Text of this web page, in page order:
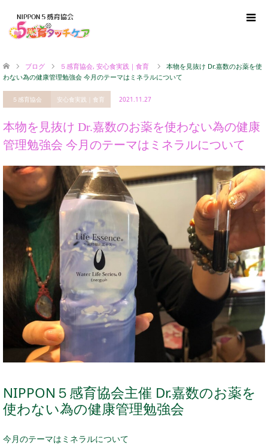
ブログ ５感育協会, 安心食実践｜食育
本物を見抜け Dr.嘉数のお薬を使
わない為の健康管理勉強会 今月のテーマはミネラルについて
５感育協会 安心食実践｜食育 2021.11.27
本物を見抜け Dr.嘉数のお薬を使わない為の健康
管理勉強会 今月のテーマはミネラルについて
NIPPON５感育協会主催 Dr.嘉数のお薬を
使わない為の健康管理勉強会
今月のテーマはミネラルについて